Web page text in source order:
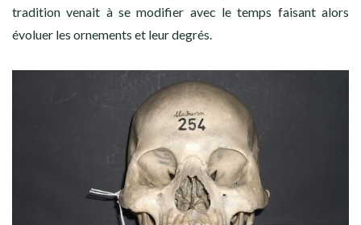
tradition venait à se modifier avec le temps faisant alors
évoluer les ornements et leur degrés.